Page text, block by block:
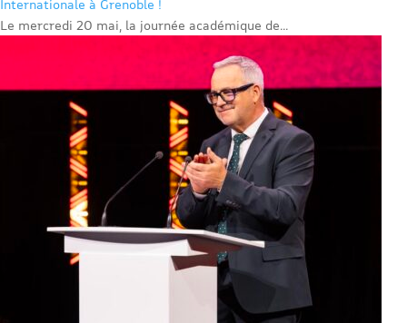
Internationale à Grenoble !
Le mercredi 20 mai, la journée académique de...